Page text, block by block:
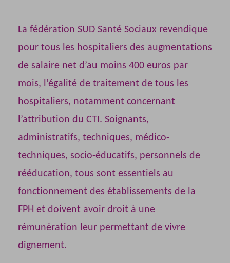
La fédération SUD Santé Sociaux revendique
pour tous les hospitaliers des augmentations
de salaire net d’au moins 400 euros par
mois, l’égalité de traitement de tous les
hospitaliers, notamment concernant
l’attribution du CTI. Soignants,
administratifs, techniques, médico-
techniques, socio-éducatifs, personnels de
rééducation, tous sont essentiels au
fonctionnement des établissements de la
FPH et doivent avoir droit à une
rémunération leur permettant de vivre
dignement.